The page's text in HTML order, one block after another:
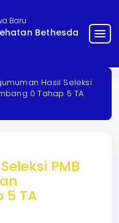
Baru
Bethesda
menu
Hasil Seleksi
0 Tahap 5 TA
PMB
5 TA